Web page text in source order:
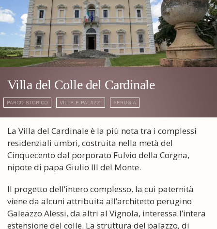
Villa del Colle del Cardinale
PARCO STORICO VILLE E PALAZZI PERUGIA
La Villa del Cardinale è la più nota tra i complessi
residenziali umbri, costruita nella metà del
Cinquecento dal porporato Fulvio della Corgna,
nipote di papa Giulio III del Monte.
Il progetto dell’intero complesso, la cui paternità
viene da alcuni attribuita all’architetto perugino
Galeazzo Alessi, da altri al Vignola, interessa l’intera
estensione del colle. La struttura del palazzo, di